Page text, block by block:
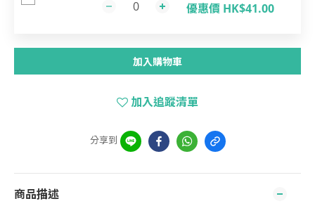
優惠價 HK$41.00
加入購物車
加入追蹤清單
分享到
商品描述